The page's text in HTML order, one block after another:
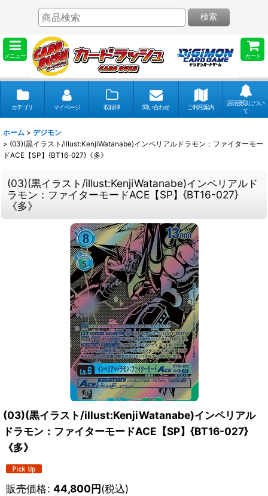
メニュー カート
検索
カテゴリ マイページ 収録弾 問い合わせ ご利用案内
店頭受取につい
て
ホーム > デジモン
> (03)(黒イラスト/illust:KenjiWatanabe)インペリアルドラモン：ファイターモー
ドACE【SP】{BT16-027}《多》
(03)(黒イラスト/illust:KenjiWatanabe)インペリアルド
ラモン：ファイターモードACE【SP】{BT16-027}
《多》
(03)(黒イラスト/illust:KenjiWatanabe)インペリアル
ドラモン：ファイターモードACE【SP】{BT16-027}
《多》
販売価格: 44,800円(税込)